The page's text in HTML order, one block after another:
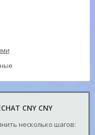
CNY CNY
несколько шагов: